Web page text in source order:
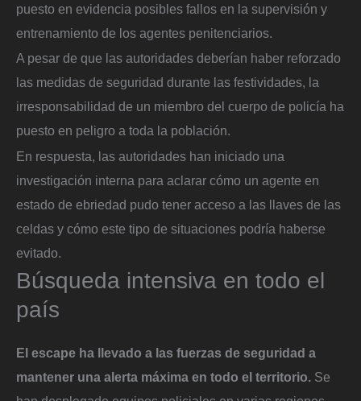
puesto en evidencia posibles fallos en la supervisión y
entrenamiento de los agentes penitenciarios.
A pesar de que las autoridades deberían haber reforzado
las medidas de seguridad durante las festividades, la
irresponsabilidad de un miembro del cuerpo de policía ha
puesto en peligro a toda la población.
En respuesta, las autoridades han iniciado una
investigación interna para aclarar cómo un agente en
estado de ebriedad pudo tener acceso a las llaves de las
celdas y cómo este tipo de situaciones podría haberse
evitado.
Búsqueda intensiva en todo el
país
El escape ha llevado a las fuerzas de seguridad a
mantener una alerta máxima en todo el territorio. Se